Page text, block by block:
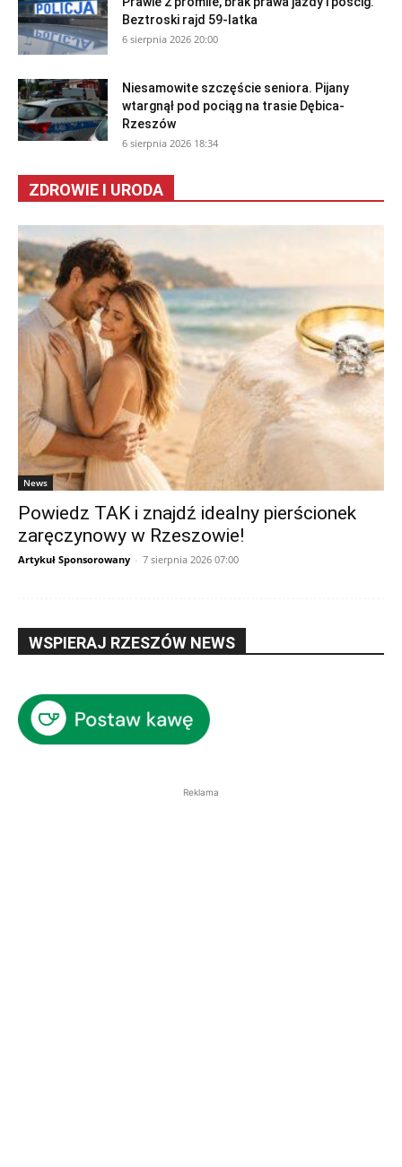
Beztroski rajd 59-latka
6 sierpnia 2026 20:00
Niesamowite szczęście seniora. Pijany
wtargnął pod pociąg na trasie Dębica-
Rzeszów
6 sierpnia 2026 18:34
ZDROWIE I URODA
News
Powiedz TAK i znajdź idealny pierścionek
zaręczynowy w Rzeszowie!
Artykuł Sponsorowany - 7 sierpnia 2026 07:00
WSPIERAJ RZESZÓW NEWS
Reklama